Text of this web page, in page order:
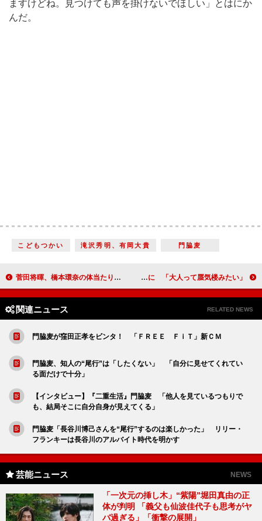
ますけどね。見つけても声を掛けないでほしい」とはにか
んだ。
こどもつかい 滝沢秀明、有岡大貴 門脇麦
菅田将暉、橋本環奈の体当たり演技絶賛 中村勘九郎は役者魂感じさせる脱ぎっぷり 星野源、妻夫木聡と「大人エレベーター」に 「大人って蜃気楼みたい」
関連ニュース RELATED NEWS
門脇麦が窪田正孝をビンタ！ 「ＦＲＥＥ ＦｉＴ」新ＣＭ
門脇麦、知人の“尾行”は「したくない」 「自分に見せてくれてい
る面だけで十分」
【インタビュー】『二重生活』門脇麦 「他人を見ているつもりで
も、結局そこに自分自身が見えてくる」
門脇麦「長谷川博己さんを“尾行”するのは楽しかった」 リリー・
フランキーは長谷川のアルバイト時代を明かす
芸能ニュース NEWS
「一次元の挿し木」“紫陽”堀田真由の正
体が判明 「義父も仙波佳代子も思考がヤ
バ過ぎる」「衝撃の展開」